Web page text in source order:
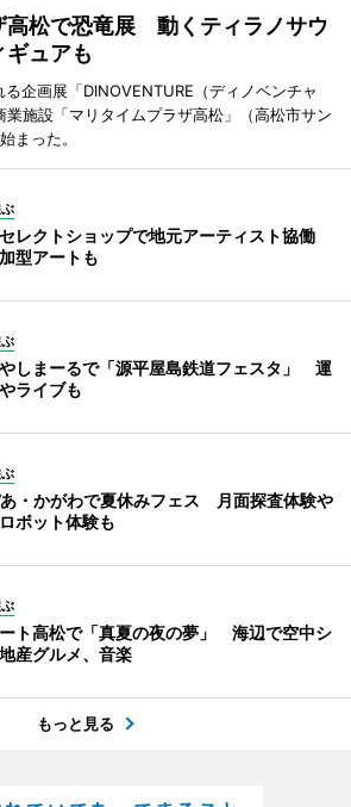
高松で恐竜展 動くティラノサウ
ギュアも
企画展「DINOVENTURE（ディノベンチャ
業施設「マリタイムプラザ高松」（高松市サン
まった。
レクトショップで地元アーティスト協働
型アートも
しまーるで「源平屋島鉄道フェスタ」 運
ライブも
・かがわで夏休みフェス 月面探査体験や
ボット体験も
ト高松で「真夏の夜の夢」 海辺で空中シ
産グルメ、音楽
もっと見る